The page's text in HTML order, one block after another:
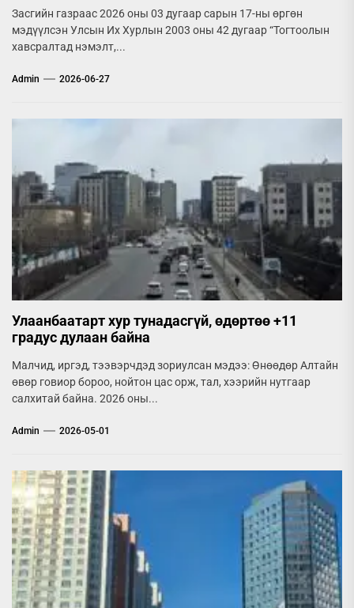
Засгийн газраас 2026 оны 03 дугаар сарын 17-ны өргөн
мэдүүлсэн Улсын Их Хурлын 2003 оны 42 дугаар “Тогтоолын
хавсралтад нэмэлт,...
Admin 2026-06-27
Улаанбаатарт хур тунадасгүй, өдөртөө +11
градус дулаан байна
Малчид, иргэд, тээвэрчдэд зориулсан мэдээ: Өнөөдөр Алтайн
өвөр говиор бороо, нойтон цас орж, тал, хээрийн нутгаар
салхитай байна. 2026 оны...
Admin 2026-05-01